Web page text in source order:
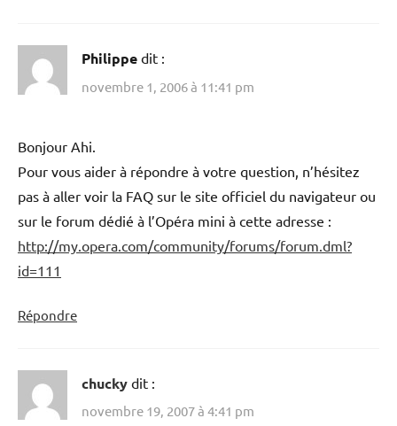
Philippe dit :
novembre 1, 2006 à 11:41 pm
Bonjour Ahi.
Pour vous aider à répondre à votre question, n’hésitez
pas à aller voir la FAQ sur le site officiel du navigateur ou
sur le forum dédié à l’Opéra mini à cette adresse :
http://my.opera.com/community/forums/forum.dml?
id=111
Répondre
chucky dit :
novembre 19, 2007 à 4:41 pm